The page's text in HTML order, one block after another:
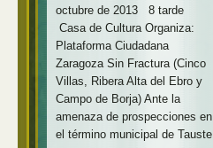
octubre de 2013 8 tarde
Casa de Cultura Organiza:
Plataforma Ciudadana
Zaragoza Sin Fractura (Cinco
Villas, Ribera Alta del Ebro y
Campo de Borja) Ante la
amenaza de prospecciones en
el término municipal de Tauste